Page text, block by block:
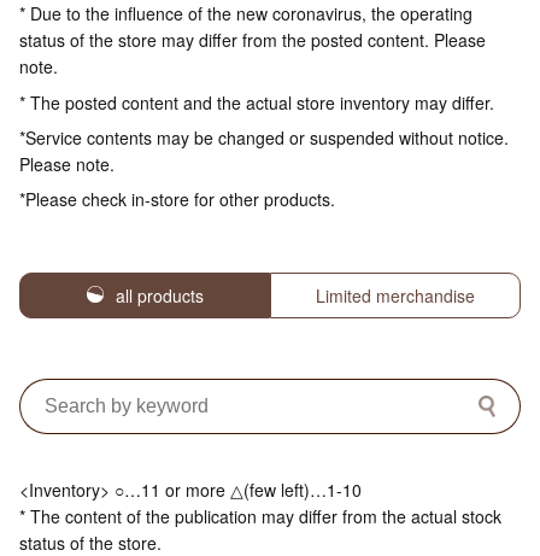
* Due to the influence of the new coronavirus, the operating
status of the store may differ from the posted content. Please
note.
* The posted content and the actual store inventory may differ.
*Service contents may be changed or suspended without notice.
Please note.
*Please check in-store for other products.
all products Limited merchandise
<Inventory> ○…11 or more △(few left)…1-10
* The content of the publication may differ from the actual stock
status of the store.